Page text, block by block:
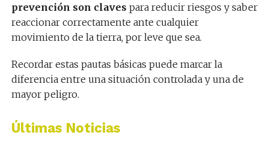
prevención son claves para reducir riesgos y saber
reaccionar correctamente ante cualquier
movimiento de la tierra, por leve que sea.
Recordar estas pautas básicas puede marcar la
diferencia entre una situación controlada y una de
mayor peligro.
Últimas Noticias